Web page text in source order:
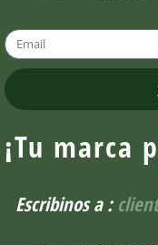
¡Tu marca
Escribinos a :